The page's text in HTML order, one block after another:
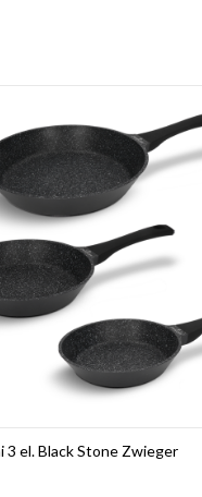
3 el. Black Stone Zwieger